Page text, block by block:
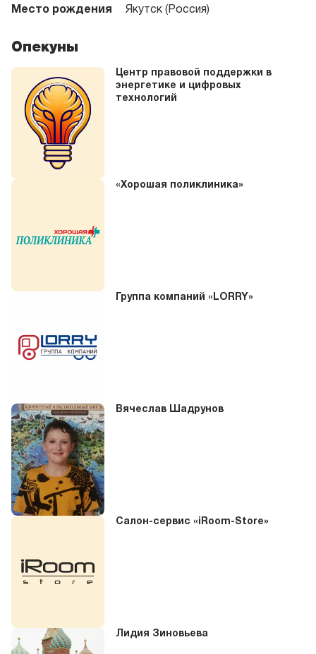
Место рождения Якутск (Россия)
Опекуны
Центр правовой поддержки в
энергетике и цифровых
технологий
«Хорошая поликлиника»
Группа компаний «LORRY»
Вячеслав Шадрунов
Салон-сервис «iRoom-Store»
Лидия Зиновьева